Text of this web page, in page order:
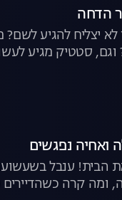
לא יצליח להגיע
סטטיק מגיע
קרה כשהדיירים